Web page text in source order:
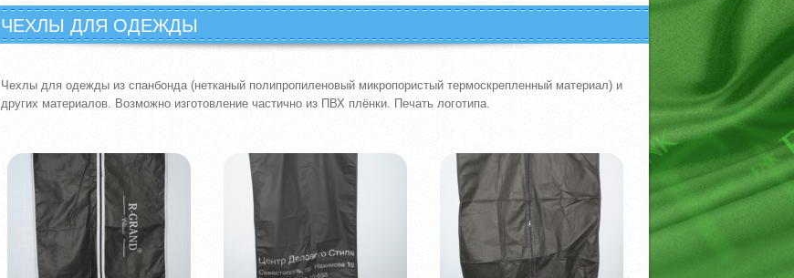
ЧЕХЛЫ ДЛЯ ОДЕЖДЫ
Чехлы для одежды из спанбонда (нетканый полипропиленовый микропористый термоскрепленный материал) и
других материалов. Возможно изготовление частично из ПВХ плёнки. Печать логотипа.